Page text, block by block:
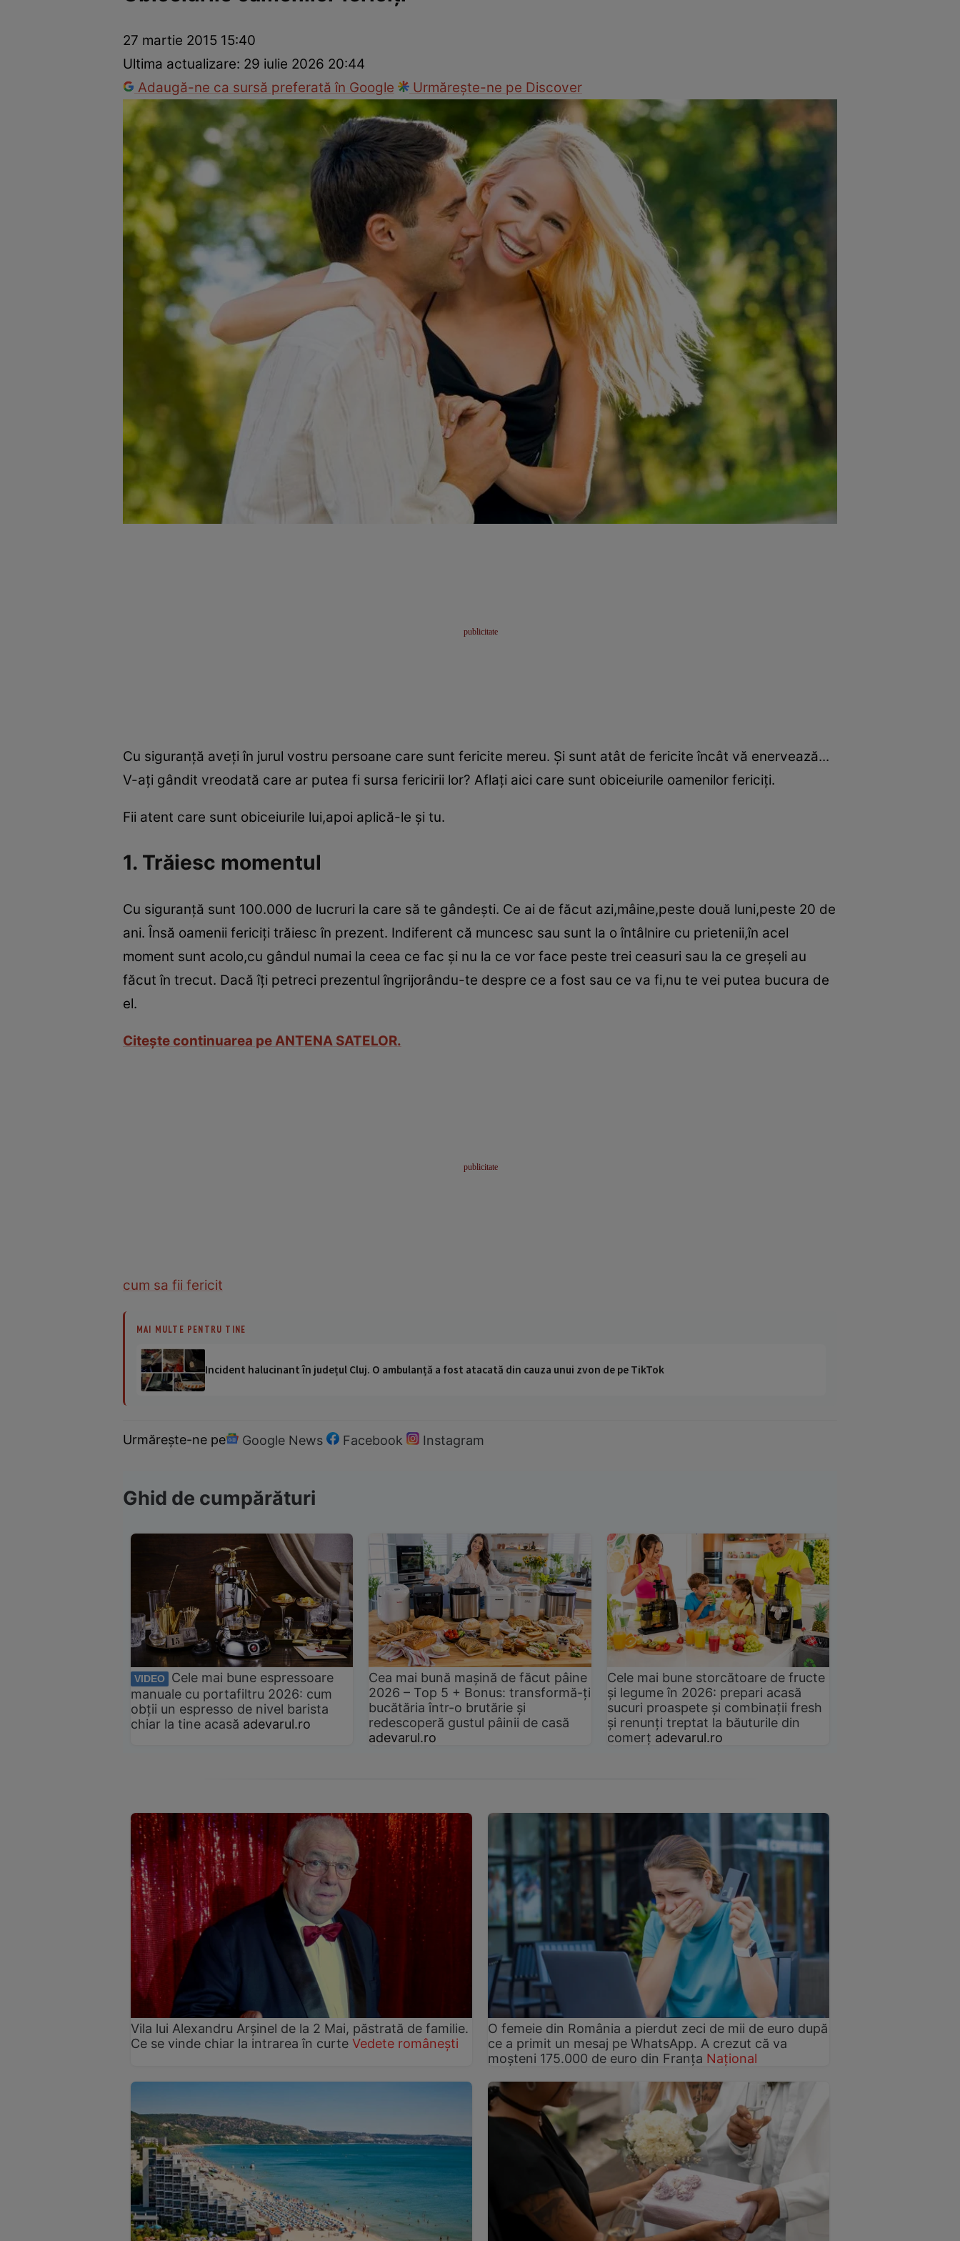
Dezvoltare personalăÎngrijire personalăCasă și grădină
27 martie 2015 15:40
Ultima actualizare: 29 iulie 2026 20:44
Adaugă-ne ca sursă preferată în Google
Urmărește-ne pe Discover
Cu siguranţă aveţi în jurul vostru persoane care sunt fericite mereu. Şi sunt atât de fericite încât vă enervează...
V-aţi gândit vreodată care ar putea fi sursa fericirii lor? Aflaţi aici care sunt obiceiurile oamenilor fericiţi.
Fii atent care sunt obiceiurile lui,apoi aplică-le şi tu.
1. Trăiesc momentul
Cu siguranţă sunt 100.000 de lucruri la care să te gândeşti. Ce ai de făcut azi,mâine,peste două luni,peste 20 de
ani. Însă oamenii fericiţi trăiesc în prezent. Indiferent că muncesc sau sunt la o întâlnire cu prietenii,în acel
moment sunt acolo,cu gândul numai la ceea ce fac şi nu la ce vor face peste trei ceasuri sau la ce greşeli au
făcut în trecut. Dacă îţi petreci prezentul îngrijorându-te despre ce a fost sau ce va fi,nu te vei putea bucura de
el.
Citeşte continuarea pe ANTENA SATELOR.
cum sa fii fericit
MAI MULTE PENTRU TINE
Incident halucinant în județul Cluj. O ambulanță a fost atacată din cauza unui zvon de pe TikTok
Urmărește-ne pe Google News Facebook Instagram
Ghid de cumpărături
VIDEO
Cele mai bune espressoare
manuale cu portafiltru 2026: cum
obții un espresso de nivel barista
chiar la tine acasă adevarul.ro
Cea mai bună mașină de făcut pâine
2026 – Top 5 + Bonus: transformă-ți
bucătăria într-o brutărie și
redescoperă gustul pâinii de casă
adevarul.ro
Cele mai bune storcătoare de fructe
și legume în 2026: prepari acasă
sucuri proaspete și combinații fresh
și renunți treptat la băuturile din
comerț adevarul.ro
Vila lui Alexandru Arșinel de la 2 Mai, păstrată de familie.
Ce se vinde chiar la intrarea în curte Vedete românești
O femeie din România a pierdut zeci de mii de euro după
ce a primit un mesaj pe WhatsApp. A crezut că va
moșteni 175.000 de euro din Franța Național